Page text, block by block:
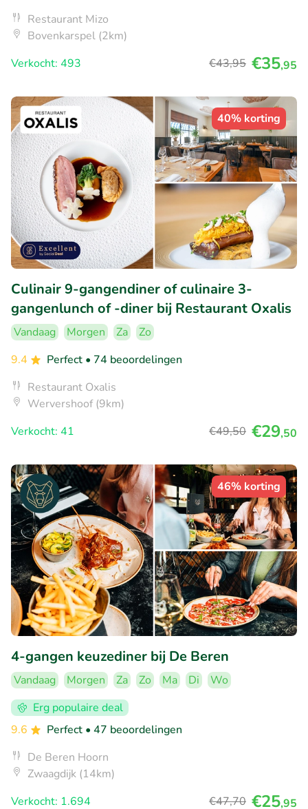
Restaurant Mizo
Bovenkarspel (2km)
Verkocht: 493
€43,95 €35,95
40% korting
Culinair 9-gangendiner of culinaire 3-
gangenlunch of -diner bij Restaurant Oxalis
Vandaag Morgen Za
Zo
9.4
Perfect • 74 beoordelingen
Restaurant Oxalis
Wervershoof (9km)
Verkocht: 41
€49,50 €29,50
46% korting
4-gangen keuzediner bij De Beren
Vandaag Morgen Za Zo Ma Di
Wo
Erg populaire deal
9.6
Perfect • 47 beoordelingen
De Beren Hoorn
Zwaagdijk (14km)
Verkocht: 1.694
€47,70 €25,95